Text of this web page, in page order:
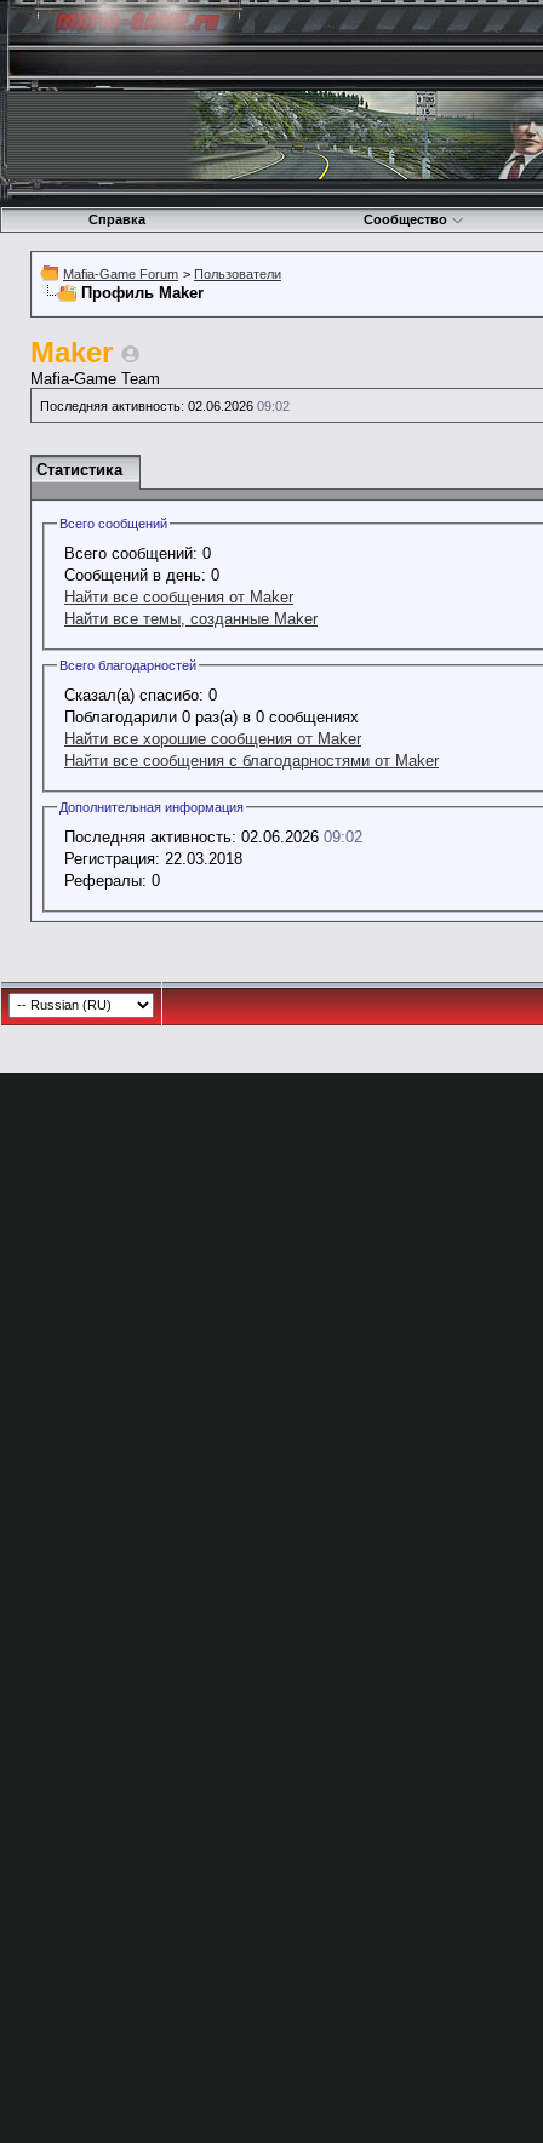
Справка Сообщество
Mafia-Game Forum > Пользователи
Профиль Maker
Maker
Mafia-Game Team
Последняя активность: 02.06.2026 09:02
Статистика
Всего сообщений
Всего сообщений: 0
Сообщений в день: 0
Найти все сообщения от Maker
Найти все темы, созданные Maker
Всего благодарностей
Сказал(а) спасибо: 0
Поблагодарили 0 раз(а) в 0 сообщениях
Найти все хорошие сообщения от Maker
Найти все сообщения с благодарностями от Maker
Дополнительная информация
Последняя активность: 02.06.2026 09:02
Регистрация: 22.03.2018
Рефералы: 0